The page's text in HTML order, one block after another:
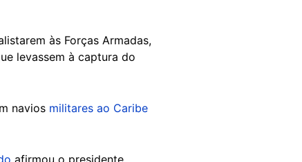
às Forças Armadas,
levassem à captura do
navios militares ao Caribe
afirmou o presidente